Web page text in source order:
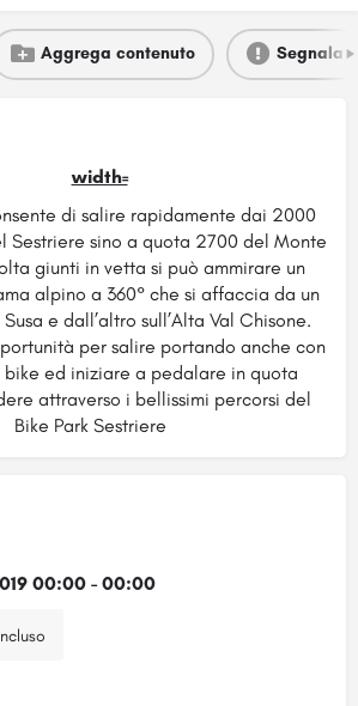
Aggrega contenuto Segnala
di salire rapidamente dai 2000
Sestriere sino a quota 2700 del Monte
giunti in vetta si può ammirare un
alpino a 360° che si affaccia da un
e dall’altro sull’Alta Val Chisone.
per salire portando anche con
bike ed iniziare a pedalare in quota
attraverso i bellissimi percorsi del
Bike Park Sestriere
00:00 - 00:00